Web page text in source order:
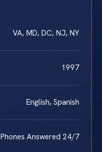
VA, MD, DC, NJ, NY
1997
English, Spanish
Phones Answered 24/7